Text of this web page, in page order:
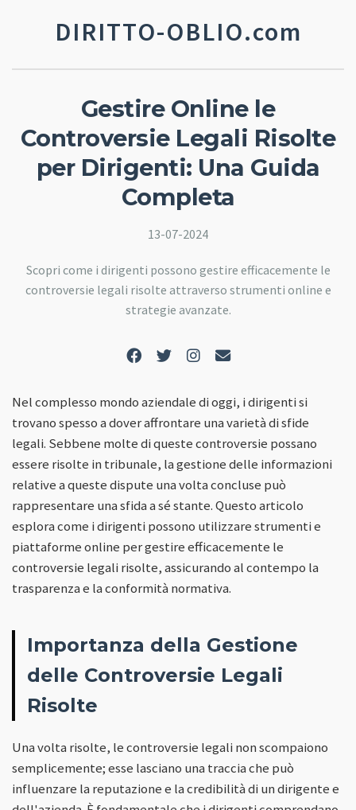
DIRITTO-OBLIO.com
Gestire Online le
Controversie Legali Risolte
per Dirigenti: Una Guida
Completa
13-07-2024
Scopri come i dirigenti possono gestire efficacemente le
controversie legali risolte attraverso strumenti online e
strategie avanzate.
Nel complesso mondo aziendale di oggi, i dirigenti si
trovano spesso a dover affrontare una varietà di sfide
legali. Sebbene molte di queste controversie possano
essere risolte in tribunale, la gestione delle informazioni
relative a queste dispute una volta concluse può
rappresentare una sfida a sé stante. Questo articolo
esplora come i dirigenti possono utilizzare strumenti e
piattaforme online per gestire efficacemente le
controversie legali risolte, assicurando al contempo la
trasparenza e la conformità normativa.
Importanza della Gestione
delle Controversie Legali
Risolte
Una volta risolte, le controversie legali non scompaiono
semplicemente; esse lasciano una traccia che può
influenzare la reputazione e la credibilità di un dirigente e